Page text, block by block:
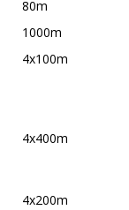
80m
1000m
4x100m
4x400m
4x200m